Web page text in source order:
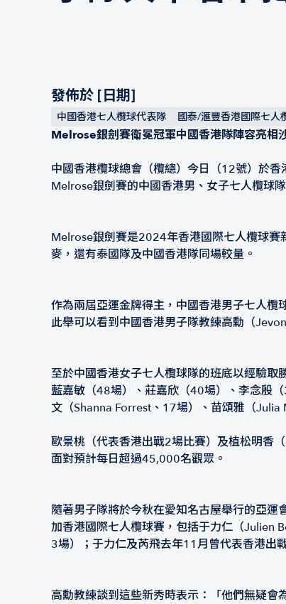
發佈於 [日期]
中國香港七人欖球代表隊 國泰/滙豐香港國際七人
Melrose銀劍賽衛冕冠軍中國香港隊陣容亮相
中國香港欖球總會（欖總）今日（12號）於
Melrose銀劍賽的中國香港男、女子七人欖球
Melrose銀劍賽是2024年香港國際七人欖球賽
麥，還有泰國隊及中國香港隊同場較量。
作為兩屆亞運金牌得主，中國香港男子七人欖
此舉可以看到中國香港男子隊教練高勳（
至於中國香港女子七人欖球隊的班底以經驗
藍嘉敏（48場）、莊嘉欣（40場）、李念殷
文（Shanna Forrest、17場）、苗頌雅（
歐景桃（代表香港出戰2場比賽）及植松明香
面對預計每日超過45,000名觀眾。
隨著男子隊將於今秋在愛知名古屋舉行的亞
加香港國際七人欖球賽，包括于力仁（Julien
3場）；于力仁及芮飛去年11月曾代表香港出
高勳教練談到這些新秀時表示：「他們無疑